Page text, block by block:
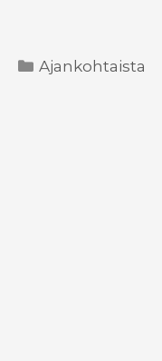
Kategoriat
Ajankohtaista